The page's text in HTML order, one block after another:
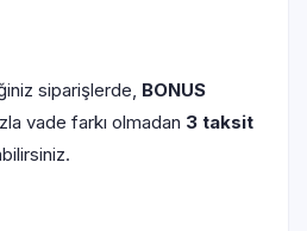
siparişlerde, BONUS
vade farkı olmadan 3 taksit